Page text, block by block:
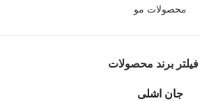
محصولات مو
فیلتر برند محصولات
جان اشلی